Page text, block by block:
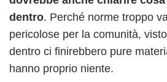
dentro. Perché norme troppo
pericolose per la comunità,
dentro ci finirebbero pure
hanno proprio niente.